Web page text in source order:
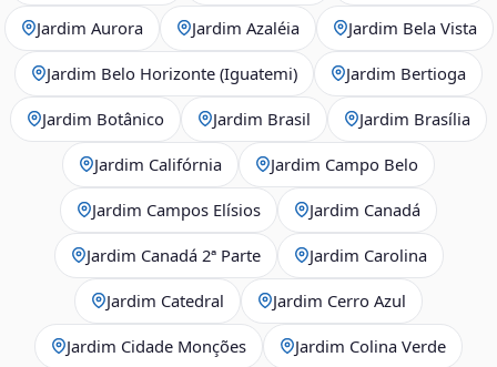
Jardim Aurora Jardim Azaléia Jardim Bela Vista
Jardim Belo Horizonte (Iguatemi) Jardim Bertioga
Jardim Botânico Jardim Brasil Jardim Brasília
Jardim Califórnia Jardim Campo Belo
Jardim Campos Elísios Jardim Canadá
Jardim Canadá 2ª Parte Jardim Carolina
Jardim Catedral Jardim Cerro Azul
Jardim Cidade Monções Jardim Colina Verde